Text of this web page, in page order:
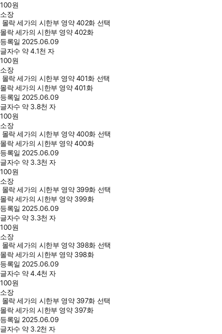
100원
소장
몰락 세가의 시한부 영약 402화 선택
몰락 세가의 시한부 영약 402화
등록일 2025.06.09
글자수 약 4.1천 자
100원
소장
몰락 세가의 시한부 영약 401화 선택
몰락 세가의 시한부 영약 401화
등록일 2025.06.09
글자수 약 3.8천 자
100원
소장
몰락 세가의 시한부 영약 400화 선택
몰락 세가의 시한부 영약 400화
등록일 2025.06.09
글자수 약 3.3천 자
100원
소장
몰락 세가의 시한부 영약 399화 선택
몰락 세가의 시한부 영약 399화
등록일 2025.06.09
글자수 약 3.3천 자
100원
소장
몰락 세가의 시한부 영약 398화 선택
몰락 세가의 시한부 영약 398화
등록일 2025.06.09
글자수 약 4.4천 자
100원
소장
몰락 세가의 시한부 영약 397화 선택
몰락 세가의 시한부 영약 397화
등록일 2025.06.09
글자수 약 3.2천 자